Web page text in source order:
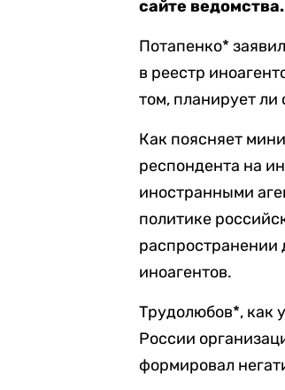
сайте ведомства.
Потапенко*
в реестр
том, планирует ли
Как поясняет
респондента на
иностранными
политике
распространении
иноагентов.
Трудолюбов*, как
России
формировал